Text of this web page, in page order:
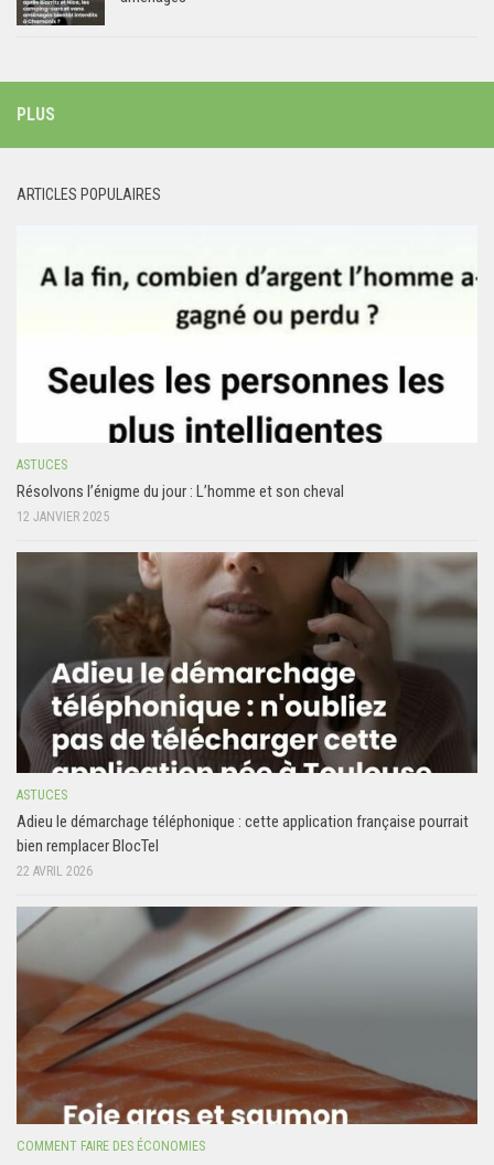
PLUS
ARTICLES POPULAIRES
ASTUCES
Résolvons l’énigme du jour : L’homme et son cheval
12 JANVIER 2025
ASTUCES
Adieu le démarchage téléphonique : cette application française pourrait
bien remplacer BlocTel
22 AVRIL 2026
COMMENT FAIRE DES ÉCONOMIES